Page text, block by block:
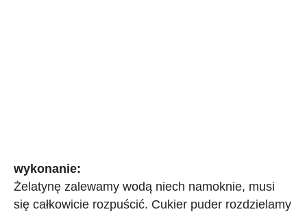
wykonanie:
Żelatynę zalewamy wodą niech namoknie, musi
się całkowicie rozpuścić. Cukier puder rozdzielamy